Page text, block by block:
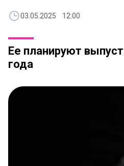
03.05.2025 12:00
Ее планируют
года